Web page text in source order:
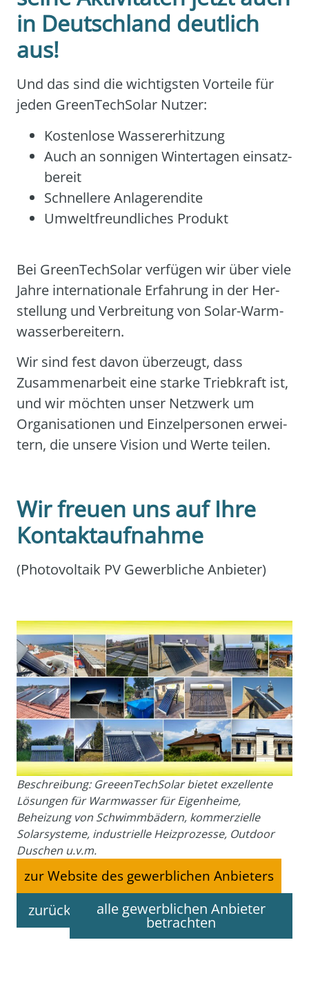
in Deutschland deutlich
aus!
Und das sind die wich­tigs­ten Vor­tei­le für
jeden Gre­enTechS­o­lar Nut­zer:
Kos­ten­lo­se Was­se­r­er­hit­zung
Auch an son­ni­gen Win­ter­ta­gen ein­satz­
be­reit
Schnel­le­re Anla­ge­ren­di­te
Umwelt­freund­li­ches Pro­dukt
Bei Gre­enTechS­o­lar ver­fü­gen wir über vie­le
Jah­re inter­na­tio­na­le Erfah­rung in der Her­
stel­lung und Ver­brei­tung von Solar-Warm­
was­ser­be­rei­tern.
Wir sind fest davon über­zeugt, dass
Zusam­men­ar­beit eine star­ke Trieb­kraft ist,
und wir möch­ten unser Netz­werk um
Orga­ni­sa­tio­nen und Ein­zel­per­so­nen erwei­
tern, die unse­re Visi­on und Wer­te tei­len.
Wir freuen uns auf Ihre
Kontaktaufnahme
(Pho­to­vol­ta­ik PV Gewerb­li­che Anbie­ter)
Beschreibung: GreeenTechSolar bietet exzellente
Lösungen für Warmwasser für Eigenheime,
Beheizung von Schwimmbädern, kommerzielle
Solarsysteme, industrielle Heizprozesse, Outdoor
Duschen u.v.m.
zur Website des gewerblichen Anbieters
zurück
alle gewerblichen Anbieter
betrachten